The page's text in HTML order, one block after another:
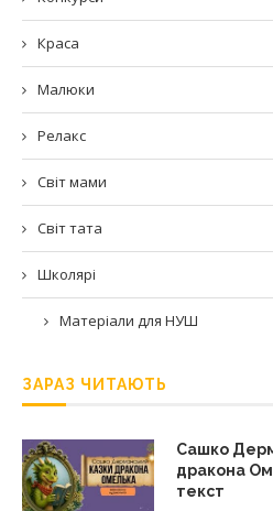
Краса
Малюки
Релакс
Світ мами
Світ тата
Школярі
Матеріали для НУШ
ЗАРАЗ ЧИТАЮТЬ
Сашко
дракона
текст